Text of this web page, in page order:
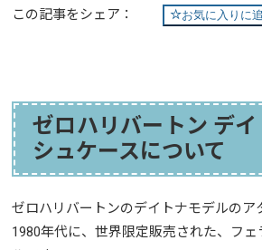
この記事をシェア： お気に入りに
ゼロハリバートン デ
シュケースについて
ゼロハリバートンのデイトナモデルのア
1980年代に、世界限定販売された、フ